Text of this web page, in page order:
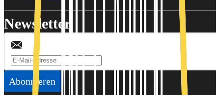
Newsletter
Abonnieren